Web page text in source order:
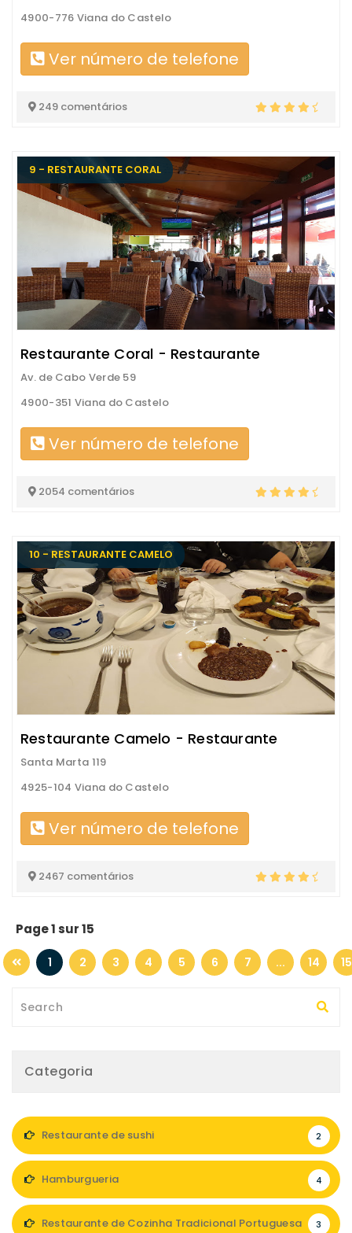
4900-776 Viana do Castelo
Ver número de telefone
249 comentários
9 - RESTAURANTE CORAL
Restaurante Coral - Restaurante
Av. de Cabo Verde 59
4900-351 Viana do Castelo
Ver número de telefone
2054 comentários
10 - RESTAURANTE CAMELO
Restaurante Camelo - Restaurante
Santa Marta 119
4925-104 Viana do Castelo
Ver número de telefone
2467 comentários
Page 1 sur 15
1 2 3 4 5 6 7 ... 14 15
Categoria
Restaurante de sushi 2
Hamburgueria 4
Restaurante de Cozinha Tradicional Portuguesa 3